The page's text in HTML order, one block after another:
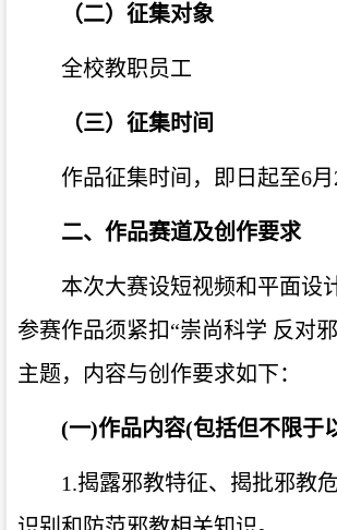
（二）征集对象
全校教职员工
（三）征集时间
作品征集时间，即日起至6月
二、作品赛道及创作要求
本次大赛设短视频和平面设
参赛作品须紧扣“崇尚科学 反对
主题，内容与创作要求如下：
(一)作品内容(包括但不限于
1.揭露邪教特征、揭批邪教